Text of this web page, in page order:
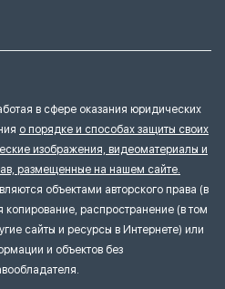
в сфере оказания юридических
о порядке и способах защиты своих
изображения, видеоматериалы и
размещенные на нашем сайте.
объектами авторского права (в
распространение (в том
сайты и ресурсы в Интернете) или
и объектов без